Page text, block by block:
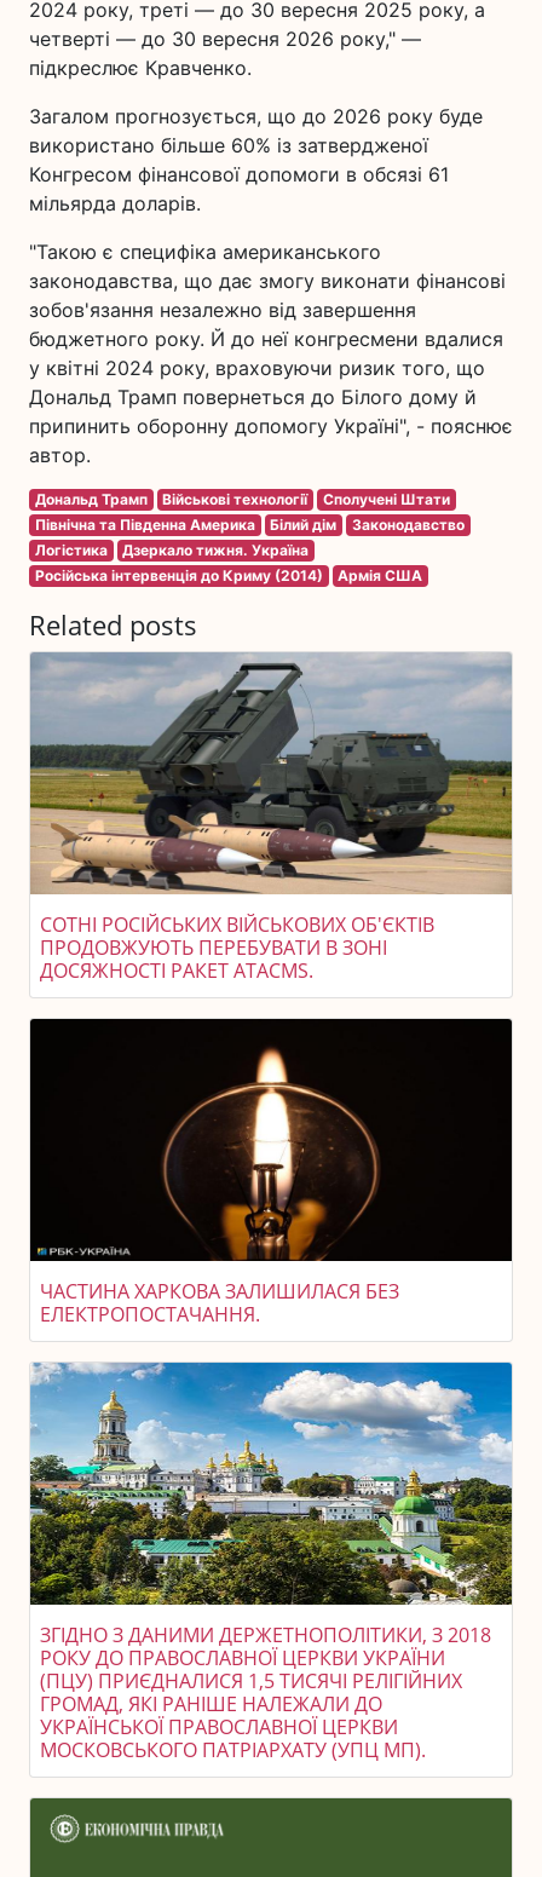
2024 року, треті — до 30 вересня 2025 року, а
четверті — до 30 вересня 2026 року," —
підкреслює Кравченко.
Загалом прогнозується, що до 2026 року буде
використано більше 60% із затвердженої
Конгресом фінансової допомоги в обсязі 61
мільярда доларів.
"Такою є специфіка американського
законодавства, що дає змогу виконати фінансові
зобов'язання незалежно від завершення
бюджетного року. Й до неї конгресмени вдалися
у квітні 2024 року, враховуючи ризик того, що
Дональд Трамп повернеться до Білого дому й
припинить оборонну допомогу Україні", - пояснює
автор.
Дональд Трамп Військові технології
Сполучені Штати
Північна та Південна Америка
Білий дім
Законодавство
Логістика
Дзеркало тижня. Україна
Російська інтервенція до Криму (2014)
Армія США
Related posts
СОТНІ РОСІЙСЬКИХ ВІЙСЬКОВИХ ОБ'ЄКТІВ
ПРОДОВЖУЮТЬ ПЕРЕБУВАТИ В ЗОНІ
ДОСЯЖНОСТІ РАКЕТ ATACMS.
ЧАСТИНА ХАРКОВА ЗАЛИШИЛАСЯ БЕЗ
ЕЛЕКТРОПОСТАЧАННЯ.
ЗГІДНО З ДАНИМИ ДЕРЖЕТНОПОЛІТИКИ, З 2018
РОКУ ДО ПРАВОСЛАВНОЇ ЦЕРКВИ УКРАЇНИ
(ПЦУ) ПРИЄДНАЛИСЯ 1,5 ТИСЯЧІ РЕЛІГІЙНИХ
ГРОМАД, ЯКІ РАНІШЕ НАЛЕЖАЛИ ДО
УКРАЇНСЬКОЇ ПРАВОСЛАВНОЇ ЦЕРКВИ
МОСКОВСЬКОГО ПАТРІАРХАТУ (УПЦ МП).